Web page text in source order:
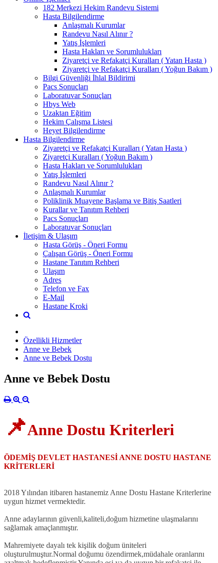
182 Merkezi Hekim Randevu Sistemi
Hasta Bilgilendirme
Anlaşmalı Kurumlar
Randevu Nasıl Alınır ?
Yatış İşlemleri
Hasta Hakları ve Sorumlulukları
Ziyaretçi ve Refakatçi Kuralları ( Yatan Hasta )
Ziyaretçi ve Refakatçi Kuralları ( Yoğun Bakım )
Bilgi Güvenliği İhlal Bildirimi
Pacs Sonuçları
Laboratuvar Sonuçları
Hbys Web
Uzaktan Eğitim
Hekim Çalışma Listesi
Heyet Bilgilendirme
Hasta Bilgilendirme
Ziyaretçi ve Refakatçi Kuralları ( Yatan Hasta )
Ziyaretçi Kuralları ( Yoğun Bakım )
Hasta Hakları ve Sorumlulukları
Yatış İşlemleri
Randevu Nasıl Alınır ?
Anlaşmalı Kurumlar
Poliklinik Muayene Başlama ve Bitiş Saatleri
Kurallar ve Tanıtım Rehberi
Pacs Sonuçları
Laboratuvar Sonuçları
İletişim & Ulaşım
Hasta Görüş - Öneri Formu
Çalışan Görüş - Öneri Formu
Hastane Tanıtım Rehberi
Ulaşım
Adres
Telefon ve Fax
E-Mail
Hastane Kroki
Özellikli Hizmetler
Anne ve Bebek
Anne ve Bebek Dostu
Anne ve Bebek Dostu
📌Anne Dostu Kriterleri
ÖDEMİŞ DEVLET HASTANESİ ANNE DOSTU HASTANE
KRİTERLERİ
2018 Yılından itibaren hastanemiz Anne Dostu Hastane Kriterlerine
uygun hizmet vermektedir.
Anne adaylarının güvenli,kaliteli,doğum hizmetine ulaşmalarını
sağlamak amaçlanmıştır.
Mahremiyete dayalı tek kişilik doğum üniteleri
oluşturulmuştur.Normal doğumu özendirmek,müdahale oranlarını